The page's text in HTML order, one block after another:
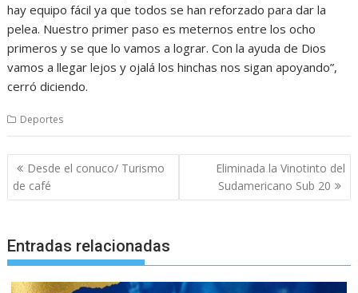
hay equipo fácil ya que todos se han reforzado para dar la
pelea. Nuestro primer paso es meternos entre los ocho
primeros y se que lo vamos a lograr. Con la ayuda de Dios
vamos a llegar lejos y ojalá los hinchas nos sigan apoyando”,
cerró diciendo.
Deportes
Navegación
de
entradas
Desde el conuco/ Turismo
de café
Eliminada la Vinotinto del
Sudamericano Sub 20
Entradas relacionadas